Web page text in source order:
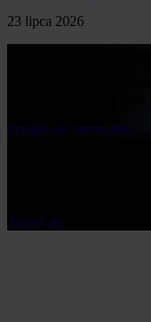
23 lipca 2026
Napisz nam o swoim
Przejdż do formularza
Zapisz się